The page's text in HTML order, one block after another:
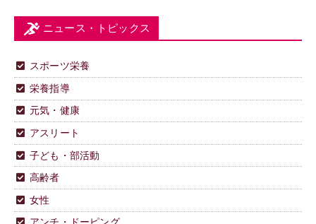
ニュース・トピックス
スポーツ栄養
栄養指導
元気・健康
アスリート
子ども・部活動
高齢者
女性